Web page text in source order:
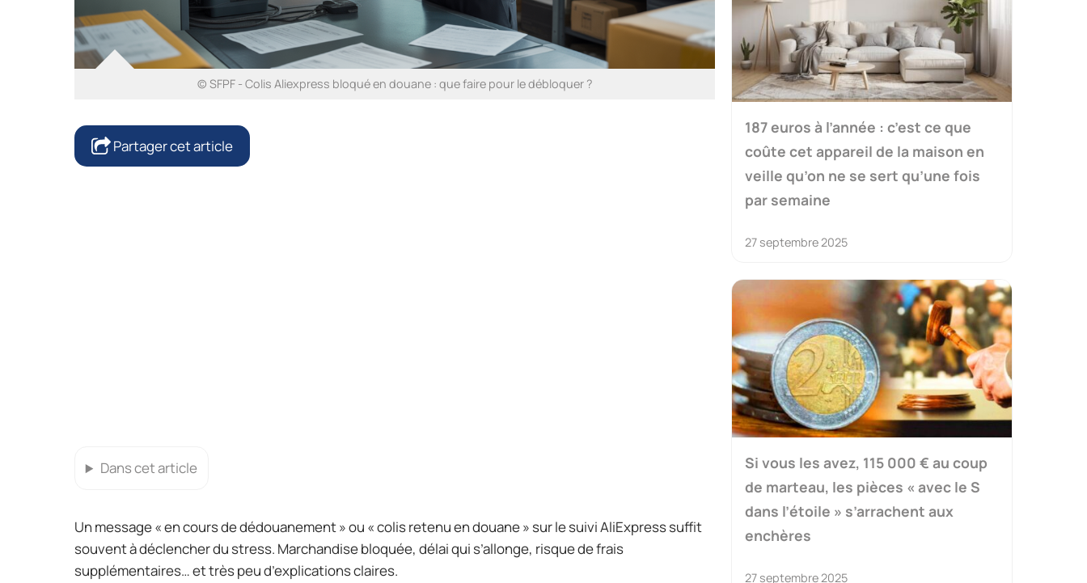
© SFPF - Colis Aliexpress bloqué en douane : que faire pour le débloquer ?
Partager cet article
Dans cet article
Un message « en cours de dédouanement » ou « colis retenu en douane » sur le suivi AliExpress suffit
souvent à déclencher du stress. Marchandise bloquée, délai qui s’allonge, risque de frais
supplémentaires… et très peu d’explications claires.
187 euros à l’année : c’est ce que
coûte cet appareil de la maison en
veille qu’on ne se sert qu’une fois
par semaine
27 septembre 2025
Si vous les avez, 115 000 € au coup
de marteau, les pièces « avec le S
dans l’étoile » s’arrachent aux
enchères
27 septembre 2025